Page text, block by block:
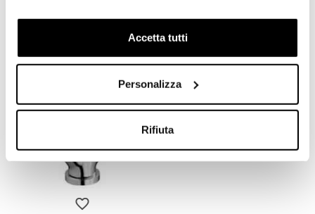
Accetta tutti
Personalizza
Rifiuta